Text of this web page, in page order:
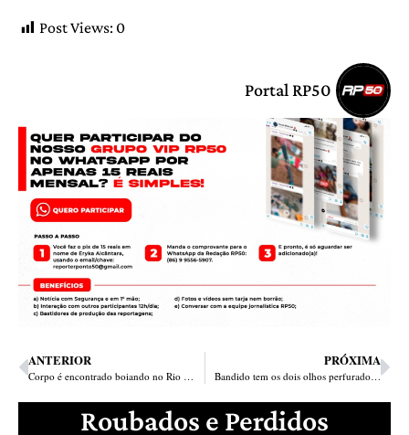
Post Views: 0
Portal RP50
ANTERIOR
Corpo é encontrado boiando no Rio Poti na zona norte de Teresina
PRÓXIMA
Bandido tem os dois olhos perfurados após assalto a igreja em Teresina
Roubados e Perdidos